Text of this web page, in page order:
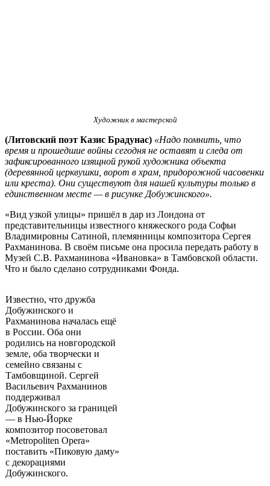
Художник в мастерской
(Литовский поэт Казис Брадунас) «Надо помнить, что
время и прошедшие войны сегодня не оставят и следа от
зафиксированного изящной рукой художника объекта
(деревянной церквушки, ворот в храм, придорожной часовенки
или креста). Они существуют для нашей культуры только в
единственном месте — в рисунке Добужинского».
«Вид узкой улицы» пришёл в дар из Лондона от
представительницы известного княжеского рода Софьи
Владимировны Сатиной, племянницы композитора Сергея
Рахманинова. В своём письме она просила передать работу в
Музей С.В. Рахманинова «Ивановка» в Тамбовской области.
Что и было сделано сотрудниками Фонда.
Известно, что дружба
Добужинского и
Рахманинова началась ещё
в России. Оба они
родились на новгородской
земле, оба творчески и
семейно связаны с
Тамбовщиной. Сергей
Васильевич Рахманинов
поддерживал
Добужинского за границей
— в Нью-Йорке
композитор посоветовал
«Metropoliten Opera»
поставить «Пиковую даму»
с декорациями
Добужинского.